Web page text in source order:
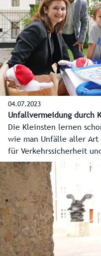
04.07.2023
Unfallvermeidung durch
Die Kleinsten lernen
wie man Unfälle aller Art
für Verkehrssicherheit
Kindergärten mit der
aus. Das ist eine
Pädagog:innen mit
Unfallvermeidung und
Schulwegsicherheit.